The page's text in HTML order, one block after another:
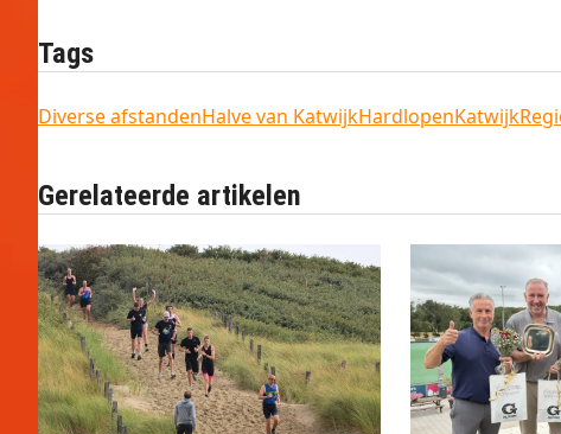
Tags
Diverse afstandenHalve van KatwijkHardlopenKatwijk
Gerelateerde artikelen